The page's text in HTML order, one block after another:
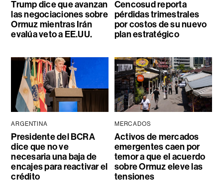
Trump dice que avanzan
las negociaciones sobre
Ormuz mientras Irán
evalúa veto a EE.UU.
Cencosud reporta
pérdidas trimestrales
por costos de su nuevo
plan estratégico
ARGENTINA
Presidente del BCRA
dice que no ve
necesaria una baja de
encajes para reactivar el
crédito
MERCADOS
Activos de mercados
emergentes caen por
temor a que el acuerdo
sobre Ormuz eleve las
tensiones